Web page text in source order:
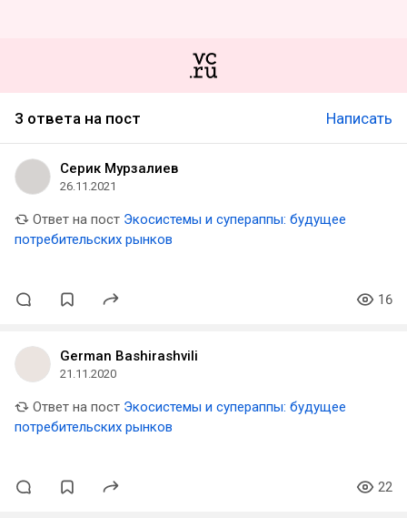
3 ответа на пост Написать
Серик Мурзалиев
26.11.2021
Ответ на пост Экосистемы и супераппы: будущее
потребительских рынков
16
German Bashirashvili
21.11.2020
Ответ на пост Экосистемы и супераппы: будущее
потребительских рынков
22